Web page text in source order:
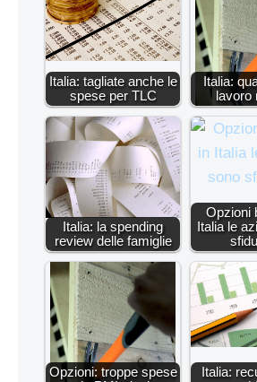
Italia: tagliate anche le
spese per TLC
Italia:
lavoro
Italia: la spending
review delle famiglie
Opzioni
Italia le
Opzioni: troppe spese
Italia: